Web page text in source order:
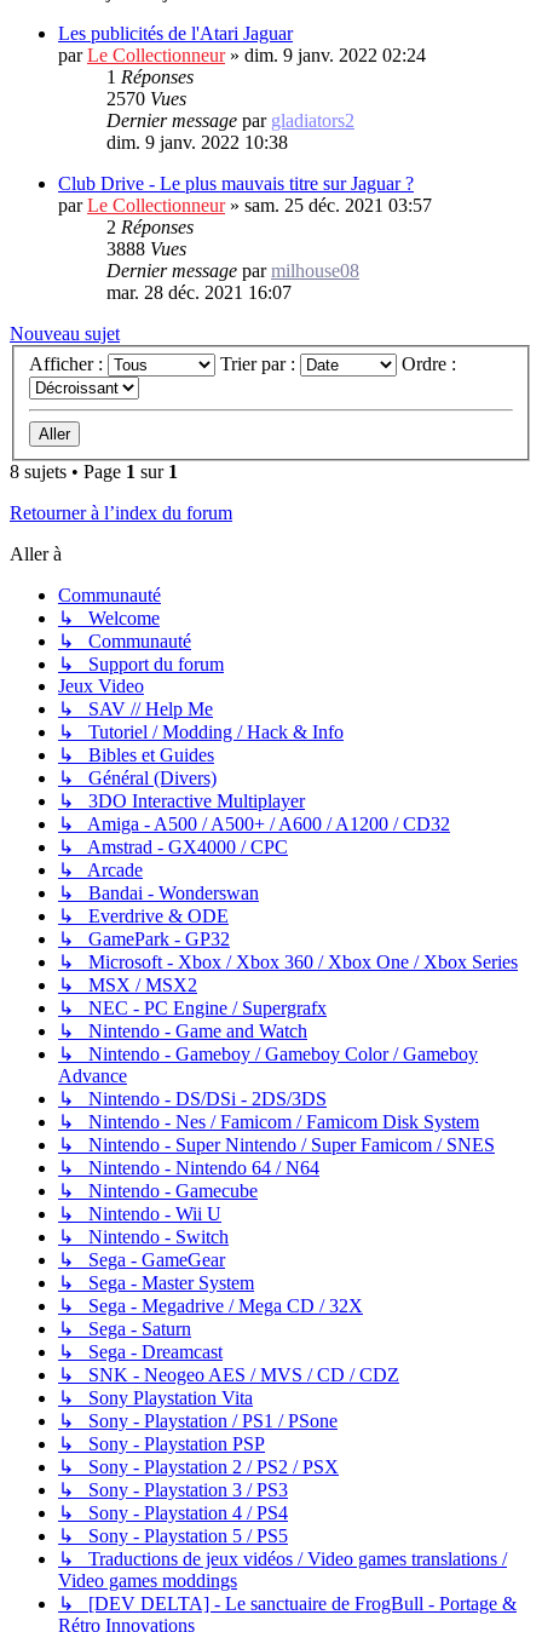
Les publicités de l'Atari Jaguar
parLe Collectionneur» dim. 9 janv. 2022 02:24
1 Réponses
2570 Vues
Dernier message par gladiators2
dim. 9 janv. 2022 10:38
Club Drive - Le plus mauvais titre sur Jaguar ?
parLe Collectionneur» sam. 25 déc. 2021 03:57
2 Réponses
3888 Vues
Dernier message parmilhouse08
mar. 28 déc. 2021 16:07
Nouveau sujet
Afficher :
Trier par : Ordre :
8 sujets • Page 1 sur 1
Retourner à l’index du forum
Aller à
Communauté
↳ Welcome
↳ Communauté
↳ Support du forum
Jeux Video
↳ SAV // Help Me
↳ Tutoriel / Modding / Hack & Info
↳ Bibles et Guides
↳ Général (Divers)
↳ 3DO Interactive Multiplayer
↳ Amiga - A500 / A500+ / A600 / A1200 / CD32
↳ Amstrad - GX4000 / CPC
↳ Arcade
↳ Bandai - Wonderswan
↳ Everdrive & ODE
↳ GamePark - GP32
↳ Microsoft - Xbox / Xbox 360 / Xbox One / Xbox Series
↳ MSX / MSX2
↳ NEC - PC Engine / Supergrafx
↳ Nintendo - Game and Watch
↳ Nintendo - Gameboy / Gameboy Color / Gameboy
Advance
↳ Nintendo - DS/DSi - 2DS/3DS
↳ Nintendo - Nes / Famicom / Famicom Disk System
↳ Nintendo - Super Nintendo / Super Famicom / SNES
↳ Nintendo - Nintendo 64 / N64
↳ Nintendo - Gamecube
↳ Nintendo - Wii U
↳ Nintendo - Switch
↳ Sega - GameGear
↳ Sega - Master System
↳ Sega - Megadrive / Mega CD / 32X
↳ Sega - Saturn
↳ Sega - Dreamcast
↳ SNK - Neogeo AES / MVS / CD / CDZ
↳ Sony Playstation Vita
↳ Sony - Playstation / PS1 / PSone
↳ Sony - Playstation PSP
↳ Sony - Playstation 2 / PS2 / PSX
↳ Sony - Playstation 3 / PS3
↳ Sony - Playstation 4 / PS4
↳ Sony - Playstation 5 / PS5
↳ Traductions de jeux vidéos / Video games translations /
Video games moddings
↳ [DEV DELTA] - Le sanctuaire de FrogBull - Portage &
Rétro Innovations